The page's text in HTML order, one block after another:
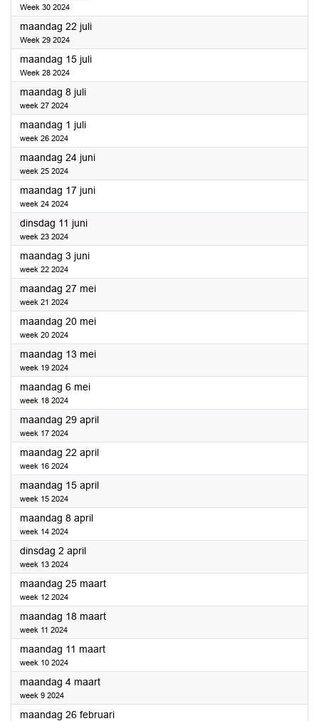
Week 30 2024
maandag 22 juli2024
Week 29 2024
maandag 15 juli2024
Week 28 2024
maandag 8 juli2024
week 27 2024
maandag 1 juli2024
week 26 2024
maandag 24 juni2024
week 25 2024
maandag 17 juni2024
week 24 2024
dinsdag 11 juni2024
week 23 2024
maandag 3 juni2024
week 22 2024
maandag 27 mei2024
week 21 2024
maandag 20 mei2024
week 20 2024
maandag 13 mei2024
week 19 2024
maandag 6 mei2024
week 18 2024
maandag 29 april2024
week 17 2024
maandag 22 april2024
week 16 2024
maandag 15 april2024
week 15 2024
maandag 8 april2024
week 14 2024
dinsdag 2 april2024
week 13 2024
maandag 25 maart2024
week 12 2024
maandag 18 maart2024
week 11 2024
maandag 11 maart2024
week 10 2024
maandag 4 maart2024
week 9 2024
maandag 26 februari2024